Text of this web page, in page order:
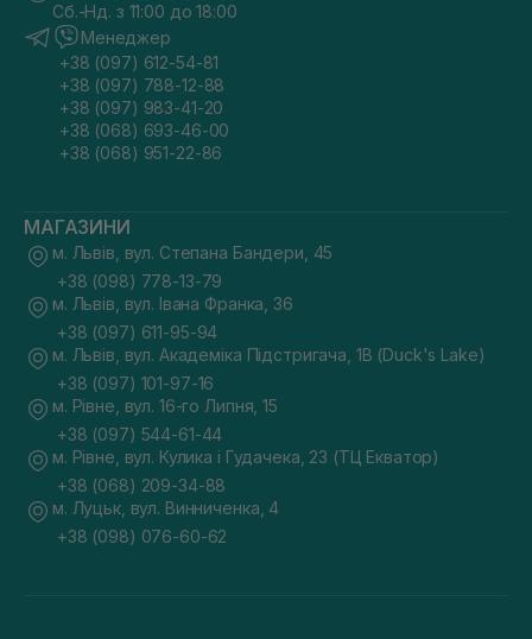
Сб.-Нд. з 11:00 до 18:00
Менеджер
+38 (097) 612-54-81
+38 (097) 788-12-88
+38 (097) 983-41-20
+38 (068) 693-46-00
+38 (068) 951-22-86
МАГАЗИНИ
м. Львів, вул. Степана Бандери, 45
+38 (098) 778-13-79
м. Львів, вул. Івана Франка, 36
+38 (097) 611-95-94
м. Львів, вул. Академіка Підстригача, 1В (Duck's Lake)
+38 (097) 101-97-16
м. Рівне, вул. 16-го Липня, 15
+38 (097) 544-61-44
м. Рівне, вул. Кулика і Гудачека, 23 (ТЦ Екватор)
+38 (068) 209-34-88
м. Луцьк, вул. Винниченка, 4
+38 (098) 076-60-62